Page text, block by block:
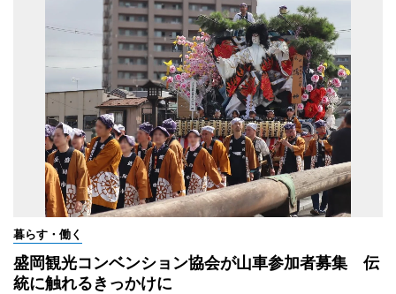
暮らす・働く
盛岡観光コンベンション協会が山車参加者募集 伝
統に触れるきっかけに